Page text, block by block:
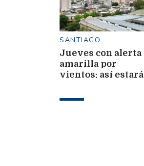
SANTIAGO
Jueves con alerta
amarilla por
vientos: así estará
agosto en Santiago